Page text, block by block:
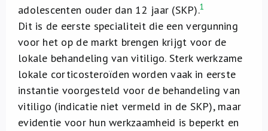
adolescenten ouder dan 12 jaar (SKP).1
Dit is de eerste specialiteit die een vergunning
voor het op de markt brengen krijgt voor de
lokale behandeling van vitiligo. Sterk werkzame
lokale corticosteroïden worden vaak in eerste
instantie voorgesteld voor de behandeling van
vitiligo (indicatie niet vermeld in de SKP), maar
evidentie voor hun werkzaamheid is beperkt en